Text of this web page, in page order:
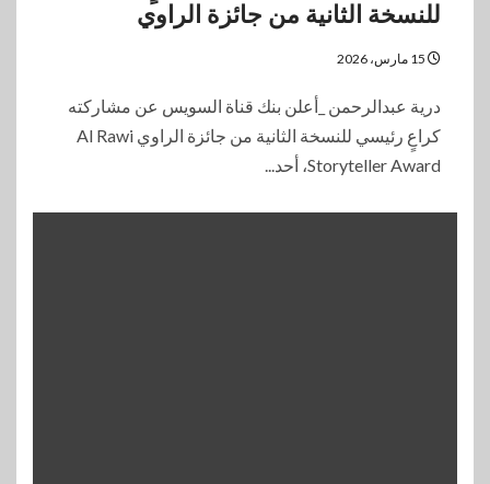
للنسخة الثانية من جائزة الراوي
درية عبدالرحمن _أعلن بنك قناة السويس عن مشاركته
كراعٍ رئيسي للنسخة الثانية من جائزة الراوي Al Rawi
Storyteller Award، أحد...